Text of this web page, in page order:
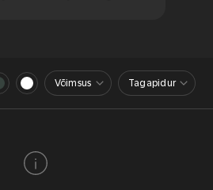
Võimsus Tagapidur